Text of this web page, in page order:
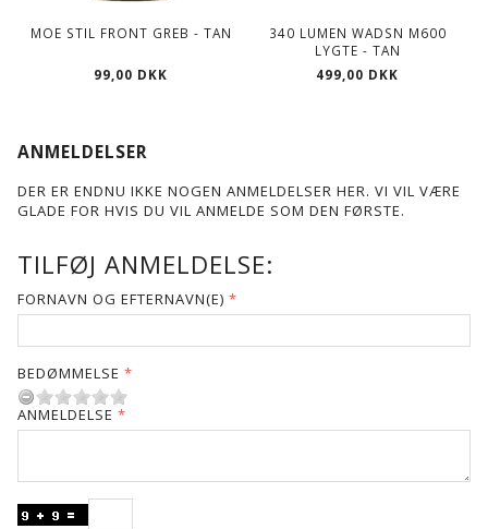
MOE STIL FRONT GREB - TAN
99,00 DKK
340 LUMEN WADSN M600
LYGTE - TAN
499,00 DKK
ANMELDELSER
DER ER ENDNU IKKE NOGEN ANMELDELSER HER. VI VIL VÆRE
GLADE FOR HVIS DU VIL ANMELDE SOM DEN FØRSTE.
TILFØJ ANMELDELSE:
FORNAVN OG EFTERNAVN(E)
BEDØMMELSE
ANMELDELSE